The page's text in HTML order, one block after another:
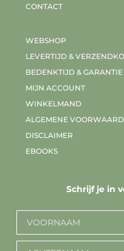
CONTACT
WEBSHOP
LEVERTIJD &
BEDENKTIJD & GARANTIE
MIJN ACCOUNT
WINKELMAND
ALGEMENE
DISCLAIMER
EBOOKS
Schrijf je in